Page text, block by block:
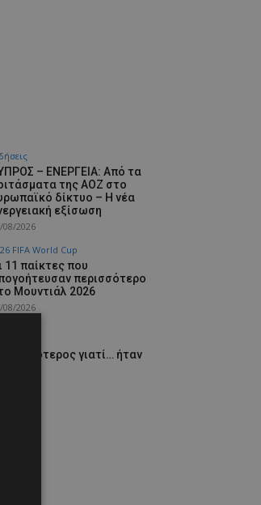
– ΕΝΕΡΓΕΙΑ: Από τα
της ΑΟΖ στο
δίκτυο – Η νέα
εξίσωση
08/2026
FIFA World Cup
11 παίκτες που
περισσότερο
Μουντιάλ 2026
08/2026
γιατί… ήταν